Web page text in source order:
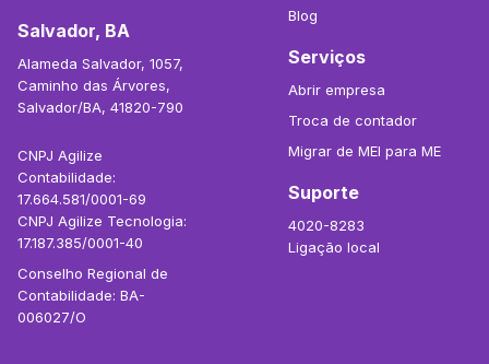
Salvador, BA
Alameda Salvador, 1057,
Caminho das Árvores,
Salvador/BA, 41820-790
CNPJ Agilize
Contabilidade:
17.664.581/0001-69
CNPJ Agilize Tecnologia:
17.187.385/0001-40
Conselho Regional de
Contabilidade: BA-
006027/O
Blog
Serviços
Abrir empresa
Troca de contador
Migrar de MEI para ME
Suporte
4020-8283
Ligação local